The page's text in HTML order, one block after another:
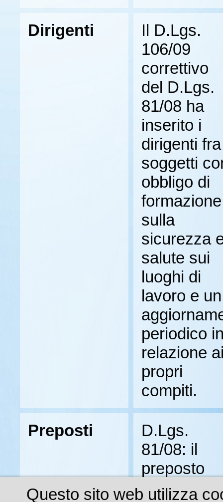
Questo sito web utilizza
Dirigenti
Il D.Lgs.
106/09
correttivo
del D.Lgs.
81/08 ha
inserito i
dirigenti
soggetti
obbligo di
formazione
sulla
sicurezza
salute sui
luoghi di
lavoro e un
periodico
relazione
propri
compiti.
Preposti
D.Lgs.
81/08: il
preposto